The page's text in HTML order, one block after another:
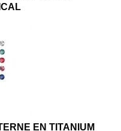
EN TITANIUM